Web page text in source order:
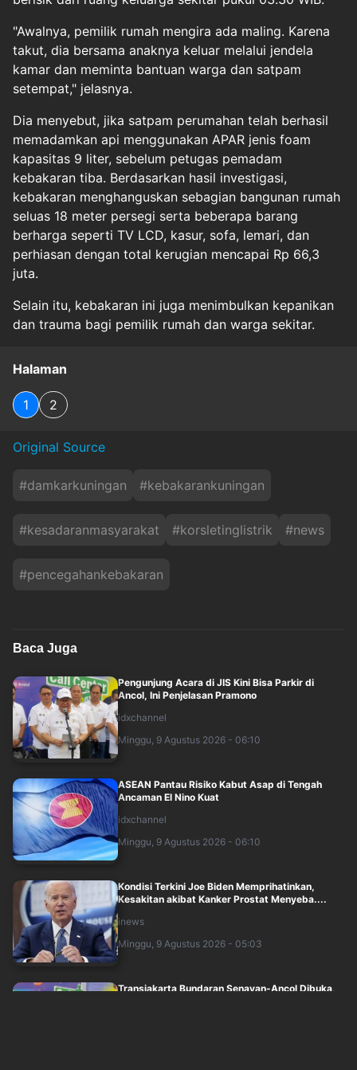
"Awalnya, pemilik rumah mengira ada maling. Karena
takut, dia bersama anaknya keluar melalui jendela
kamar dan meminta bantuan warga dan satpam
setempat," jelasnya.
Dia menyebut, jika satpam perumahan telah berhasil
memadamkan api menggunakan APAR jenis foam
kapasitas 9 liter, sebelum petugas pemadam
kebakaran tiba. Berdasarkan hasil investigasi,
kebakaran menghanguskan sebagian bangunan rumah
seluas 18 meter persegi serta beberapa barang
berharga seperti TV LCD, kasur, sofa, lemari, dan
perhiasan dengan total kerugian mencapai Rp 66,3
juta.
Selain itu, kebakaran ini juga menimbulkan kepanikan
dan trauma bagi pemilik rumah dan warga sekitar.
Halaman
1 2
Original Source
#damkarkuningan #kebakarankuningan
#kesadaranmasyarakat #korsletinglistrik #news
#pencegahankebakaran
Baca Juga
Pengunjung Acara di JIS Kini Bisa Parkir di
Ancol, Ini Penjelasan Pramono
idxchannel
Minggu, 9 Agustus 2026 - 06:10
ASEAN Pantau Risiko Kabut Asap di Tengah
Ancaman El Nino Kuat
idxchannel
Minggu, 9 Agustus 2026 - 06:10
Kondisi Terkini Joe Biden Memprihatinkan,
Kesakitan akibat Kanker Prostat Menyeba....
inews
Minggu, 9 Agustus 2026 - 05:03
Transjakarta Bundaran Senayan-Ancol Dibuka,